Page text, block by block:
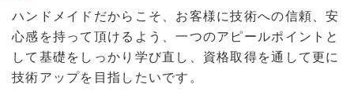
ハンドメイドだからこそ、お客様に技術への信頼、安
心感を持って頂けるよう、一つのアピールポイントと
して基礎をしっかり学び直し、資格取得を通して更に
技術アップを目指したいです。